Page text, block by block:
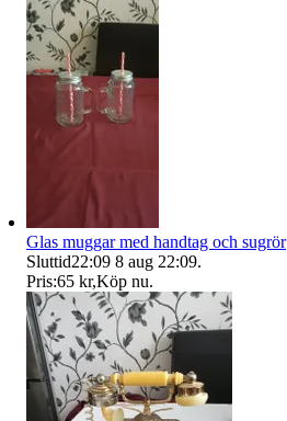
Glas muggar med handtag och sugrör
Sluttid22:09 8 aug 22:09.
Pris:65 kr,Köp nu.